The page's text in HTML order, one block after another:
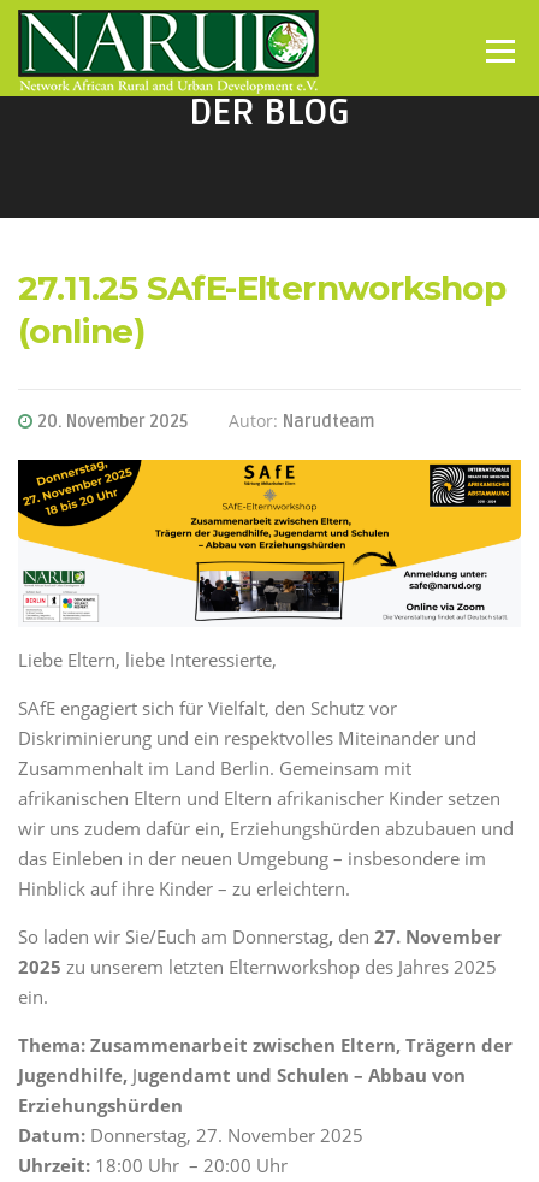
Direkt zum Inhalt
Menü
DER BLOG
27.11.25 SAfE-Elternworkshop
(online)
20. November 2025 Autor: Narudteam
Liebe Eltern, liebe Interessierte,
SAfE engagiert sich für Vielfalt, den Schutz vor
Diskriminierung und ein respektvolles Miteinander und
Zusammenhalt im Land Berlin. Gemeinsam mit
afrikanischen Eltern und Eltern afrikanischer Kinder setzen
wir uns zudem dafür ein, Erziehungshürden abzubauen und
das Einleben in der neuen Umgebung – insbesondere im
Hinblick auf ihre Kinder – zu erleichtern.
So laden wir Sie/Euch am Donnerstag, den 27. November
2025 zu unserem letzten Elternworkshop des Jahres 2025
ein.
Thema: Zusammenarbeit zwischen Eltern, Trägern der
Jugendhilfe, Jugendamt und Schulen – Abbau von
Erziehungshürden
Datum: Donnerstag, 27. November 2025
Uhrzeit: 18:00 Uhr – 20:00 Uhr